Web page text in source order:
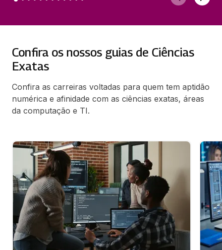
Confira os nossos guias de Ciências
Exatas
Confira as carreiras voltadas para quem tem aptidão
numérica e afinidade com as ciências exatas, áreas
da computação e TI.